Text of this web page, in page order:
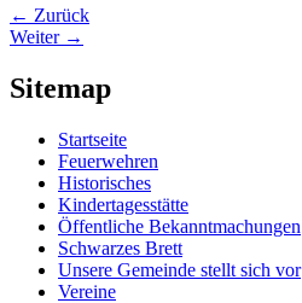
← Zurück
Weiter →
Sitemap
Startseite
Feuerwehren
Historisches
Kindertagesstätte
Öffentliche Bekanntmachungen
Schwarzes Brett
Unsere Gemeinde stellt sich vor
Vereine